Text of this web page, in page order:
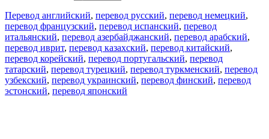
Перевод английский, перевод русский, перевод немецкий,
перевод французский, перевод испанский, перевод
итальянский, перевод азербайджанский, перевод арабский,
перевод иврит, перевод казахский, перевод китайский,
перевод корейский, перевод португальский, перевод
татарский, перевод турецкий, перевод туркменский, перевод
узбекский, перевод украинский, перевод финский, перевод
эстонский, перевод японский